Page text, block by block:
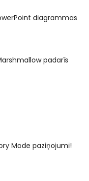
diagrammas
padarīs
Mode paziņojumi!